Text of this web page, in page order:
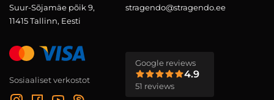
Suur-Sõjamäe põik 9,
11415 Tallinn, Eesti
stragendo@stragendo.ee
Sosiaaliset verkostot
Google reviews
4.9
51 reviews